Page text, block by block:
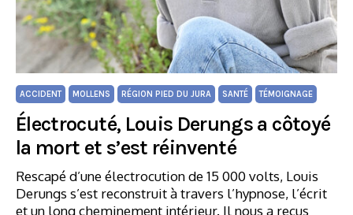
ACCIDENT MOLLENS RÉGION PIED DU JURA SANTÉ TÉMOIGNAGE
Électrocuté, Louis Derungs a côtoyé
la mort et s’est réinventé
Rescapé d’une électrocution de 15 000 volts, Louis
Derungs s’est reconstruit à travers l’hypnose, l’écrit
et un long cheminement intérieur. Il nous a reçus